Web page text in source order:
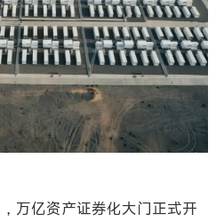
万亿资产证券化大门正式开